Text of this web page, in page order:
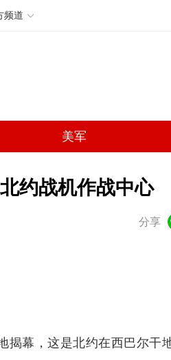
频道
美军
约战机作战中心
分享
微博
揭幕，这是北约在西巴尔干